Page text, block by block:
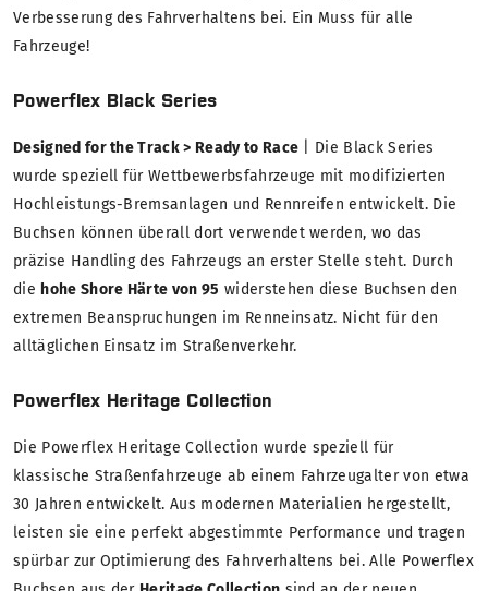
Verbesserung des Fahrverhaltens bei. Ein Muss für alle
Fahrzeuge!
Powerflex Black Series
Designed for the Track > Ready to Race | Die Black Series
wurde speziell für Wettbewerbsfahrzeuge mit modifizierten
Hochleistungs-Bremsanlagen und Rennreifen entwickelt. Die
Buchsen können überall dort verwendet werden, wo das
präzise Handling des Fahrzeugs an erster Stelle steht. Durch
die hohe Shore Härte von 95 widerstehen diese Buchsen den
extremen Beanspruchungen im Renneinsatz. Nicht für den
alltäglichen Einsatz im Straßenverkehr.
Powerflex Heritage Collection
Die Powerflex Heritage Collection wurde speziell für
klassische Straßenfahrzeuge ab einem Fahrzeugalter von etwa
30 Jahren entwickelt. Aus modernen Materialien hergestellt,
leisten sie eine perfekt abgestimmte Performance und tragen
spürbar zur Optimierung des Fahrverhaltens bei. Alle Powerflex